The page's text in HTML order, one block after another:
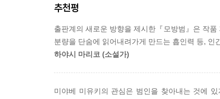
걸작이라 할 수 있다.
사상 유례없는 공개 연속살인사건의 개막. 범인의
공원의 쓰레기통에서 버려진 여자의 오른팔과
전화로 농락한다. 스스로의 범죄를 공개적으로
추천평
출판계의 새로운 방향을 제시한『모방범』은 작
분량을 단숨에 읽어내려가게 만드는 흡인력 등,
하야시 마리코 (소설가)
미야베 미유키의 관심은 범인을 찾아내는 것에